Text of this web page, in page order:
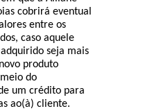
cobrirá eventual
entre os
caso aquele
seja mais
produto
do
um crédito para
ao(à) cliente.